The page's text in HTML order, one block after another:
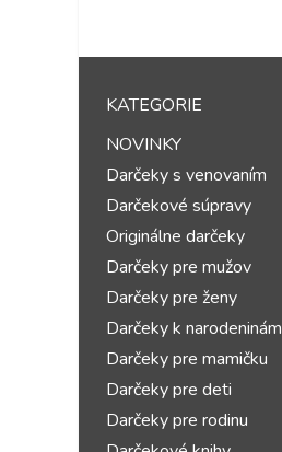
KATEGORIE
NOVINKY
Darčeky s venovaním
Darčekové súpravy
Originálne darčeky
Darčeky pre mužov
Darčeky pre ženy
Darčeky k narodeninám
Darčeky pre mamičku
Darčeky pre deti
Darčeky pre rodinu